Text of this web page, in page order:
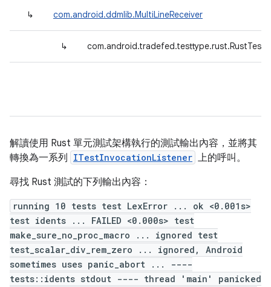
↳ com.android.ddmlib.MultiLineReceiver
↳
解讀使用 Rust 單元測試架構執行的測試輸出內容，並將其
轉換為一系列
ITestInvocationListener 上的呼叫。
尋找 Rust 測試的下列輸出內容：
running 10 tests test LexError ... ok <0.001s>
test idents ... FAILED <0.000s> test
make_sure_no_proc_macro ... ignored test
test_scalar_div_rem_zero ... ignored, Android
sometimes uses panic_abort ... ----
tests::idents stdout ---- thread 'main' panicked